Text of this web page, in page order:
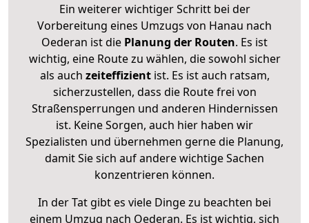
Ein weiterer wichtiger Schritt bei der
Vorbereitung eines Umzugs von Hanau nach
Oederan ist die Planung der Routen. Es ist
wichtig, eine Route zu wählen, die sowohl sicher
als auch zeiteffizientist. Es ist auch ratsam,
sicherzustellen, dass die Route frei von
Straßensperrungen und anderen Hindernissen
ist. Keine Sorgen, auch hier haben wir
Spezialisten und übernehmen gerne die Planung,
damit Sie sich auf andere wichtige Sachen
konzentrieren können.
In der Tat gibt es viele Dinge zu beachten bei
einem Umzug nach Oederan. Es ist wichtig, sich